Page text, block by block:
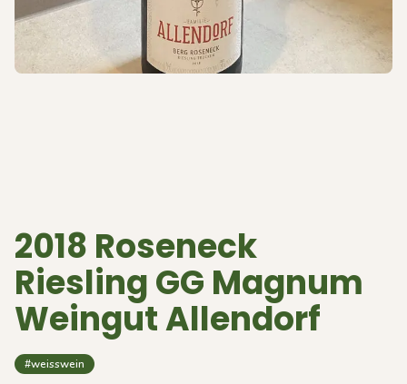
2018 Roseneck
Riesling GG Magnum
Weingut Allendorf
#weisswein